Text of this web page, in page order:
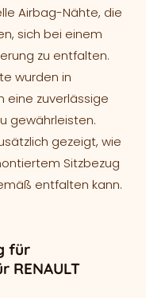
Airbag-Nähte, die
sich bei einem
zu entfalten.
wurden in
eine zuverlässige
gewährleisten.
gezeigt, wie
Sitzbezug
entfalten kann.
für
RENAULT